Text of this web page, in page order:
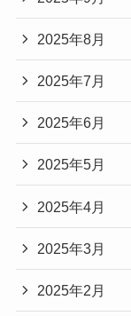
2025年8月
2025年7月
2025年6月
2025年5月
2025年4月
2025年3月
2025年2月